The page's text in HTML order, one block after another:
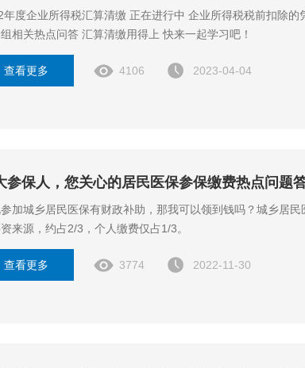
清缴 正在进行中 企业所得税税前扣除的凭证有哪些？ 应在什么时间取得？ 取得不合规的发票应如何处理？ ‧‧‧‧‧‧ 今日梳理
了一组相关热点问答 汇算清缴用得上 快来一起学习吧！
查看更多 4106 2023-04-04
参保人，您关心的居民医保参保缴费热点问题
加城乡居民医保有财政补助，那我可以领到钱吗？城乡居
来源，约占2/3，个人缴费仅占1/3。
查看更多 3774 2022-11-30